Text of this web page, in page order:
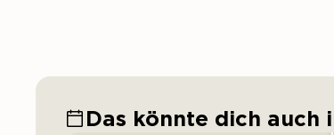
Das könnte dich auch